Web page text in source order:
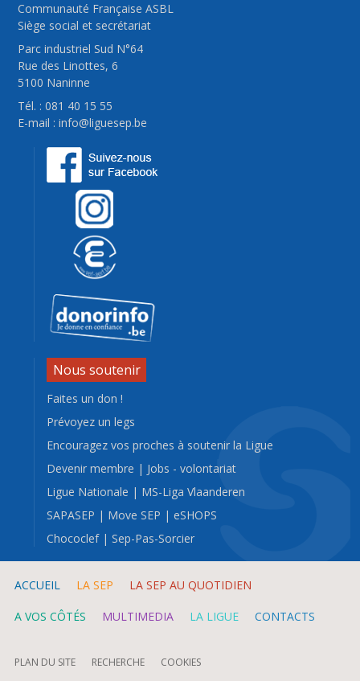
Communauté Française ASBL
Siège social et secrétariat
Parc industriel Sud N°64
Rue des Linottes, 6
5100 Naninne
Tél. : 081 40 15 55
E-mail :info@liguesep.be
Nous soutenir
Faites un don !
Prévoyez un legs
Encouragez vos proches à soutenir la Ligue
Devenir membre | Jobs - volontariat
Ligue Nationale | MS-Liga Vlaanderen
SAPASEP | Move SEP |eSHOPS
Chococlef|Sep-Pas-Sorcier
ACCUEIL LA SEP LA SEP AU QUOTIDIEN
A VOS CÔTÉS MULTIMEDIA LA LIGUE CONTACTS
PLAN DU SITE RECHERCHE COOKIES